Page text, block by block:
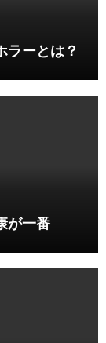
ラーとは？
が一番